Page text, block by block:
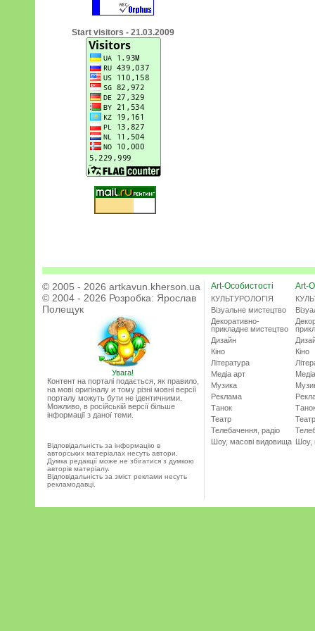
Start visitors - 21.03.2009
© 2005 - 2026 artkavun.kherson.ua
© 2004 - 2026 Розробка: Ярослав
Полещук
Увага!
Контент на порталі подається, як правило,
на мові оригіналу и тому різні мовні версії
порталу можуть бути не ідентичними.
Можливо, в російській версії більше
інформації з даної теми.
Відповідальність за інформацію в
авторських матеріалах несуть автори.
Думка редакції може не збігатися з думкою
авторів матеріалу.
Відповідальність за зміст реклами несуть
рекламодавці.
Art-Особистості
КУЛЬТУРОЛОГІЯ
Візуальне мистецтво
Декоративно-
прикладне мистецтво
Дизайн
Кіно
Література
Медіа арт
Музика
Реклама
Танок
Театр
Телебачення, радіо
Шоу, масові видовища
Art-
Кіно
Театр
Шоу,